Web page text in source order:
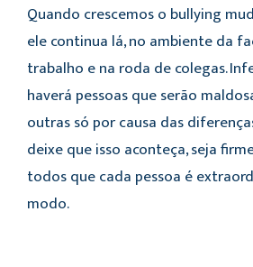
Quando crescemos o bullying
ele continua lá, no ambiente da
trabalho e na roda de colegas.
haverá pessoas que serão
outras só por causa das
deixe que isso aconteça, seja
todos que cada pessoa é
modo.